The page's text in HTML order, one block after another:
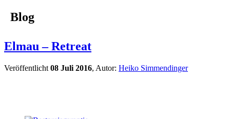
Blog
Elmau – Retreat
Veröffentlicht 08 Juli 2016, Autor: Heiko Simmendinger